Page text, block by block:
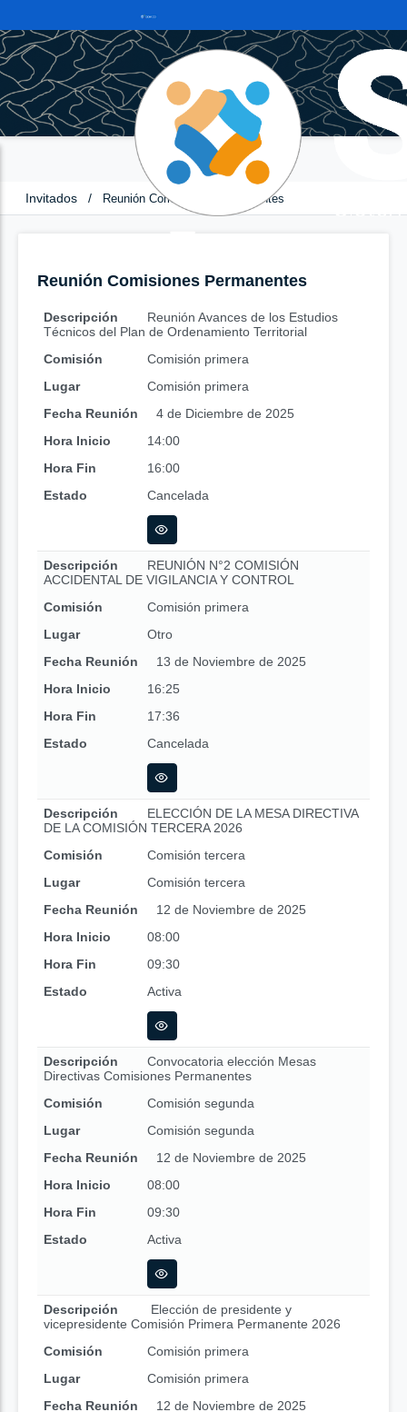
Invitados / Reunión Comisiones Permanentes
Reunión Comisiones Permanentes
Descripción
Reunión Avances de los Estudios
Técnicos del Plan de Ordenamiento Territorial
Comisión
Comisión primera
Lugar
Comisión primera
Fecha Reunión
4 de Diciembre de 2025
Hora Inicio
14:00
Hora Fin
16:00
Estado
Cancelada
Descripción
REUNIÓN N°2 COMISIÓN
ACCIDENTAL DE VIGILANCIA Y CONTROL
Comisión
Comisión primera
Lugar
Otro
Fecha Reunión
13 de Noviembre de 2025
Hora Inicio
16:25
Hora Fin
17:36
Estado
Cancelada
Descripción
ELECCIÓN DE LA MESA DIRECTIVA
DE LA COMISIÓN TERCERA 2026
Comisión
Comisión tercera
Lugar
Comisión tercera
Fecha Reunión
12 de Noviembre de 2025
Hora Inicio
08:00
Hora Fin
09:30
Estado
Activa
Descripción
Convocatoria elección Mesas
Directivas Comisiones Permanentes
Comisión
Comisión segunda
Lugar
Comisión segunda
Fecha Reunión
12 de Noviembre de 2025
Hora Inicio
08:00
Hora Fin
09:30
Estado
Activa
Descripción
Elección de presidente y
vicepresidente Comisión Primera Permanente 2026
Comisión
Comisión primera
Lugar
Comisión primera
Fecha Reunión
12 de Noviembre de 2025